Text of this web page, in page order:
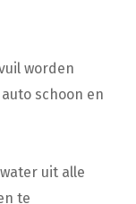
worden
schoon en
uit alle
te